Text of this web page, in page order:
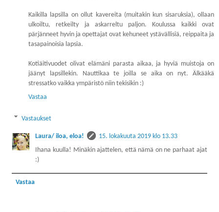
Kaikilla lapsilla on ollut kavereita (muitakin kun sisaruksia), ollaan
ulkoiltu, retkeilty ja askarreltu paljon. Koulussa kaikki ovat
pärjänneet hyvin ja opettajat ovat kehuneet ystävällisiä, reippaita ja
tasapainoisia lapsia.
Kotiäitivuodet olivat elämäni parasta aikaa, ja hyviä muistoja on
jäänyt lapsillekin. Nauttikaa te joilla se aika on nyt. Älkääkä
stressatko vaikka ympäristö niin tekisikin :)
Vastaa
Vastaukset
Laura/ iloa, eloa!
15. lokakuuta 2019 klo 13.33
Ihana kuulla! Minäkin ajattelen, että nämä on ne parhaat ajat
:)
Vastaa